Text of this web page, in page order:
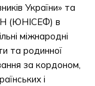
України» та
(ЮНІСЕФ) в
міжнародні
та родинної
за кордоном,
і